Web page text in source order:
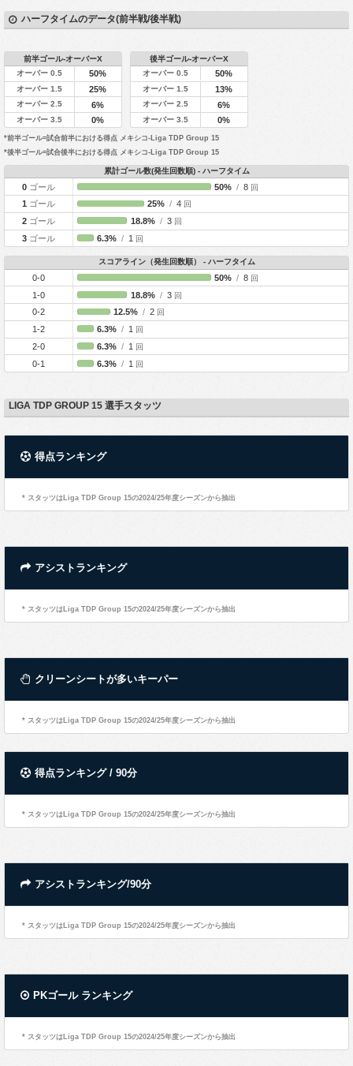
ハーフタイムのデータ(前半戦/後半戦)
前半ゴール-オーバーX
オーバー 0.5
50%
オーバー 1.5 25%
オーバー 2.5 6%
オーバー 3.5 0%
後半ゴール-オーバーX
オーバー 0.5
50%
オーバー 1.5 13%
オーバー 2.5 6%
オーバー 3.5 0%
*前半ゴール=試合前半における得点 メキシコ-Liga TDP Group 15
*後半ゴール=試合後半における得点 メキシコ-Liga TDP Group 15
累計ゴール数(発生回数順) - ハーフタイム
0 ゴール 50% /8 回
1 ゴール 25% /4 回
2 ゴール 18.8% /3 回
3 ゴール 6.3% / 1 回
スコアライン（発生回数順） - ハーフタイム
0-0 50% /8 回
1-0 18.8% /3 回
0-2 12.5% / 2 回
1-2 6.3% / 1 回
2-0 6.3% / 1 回
0-1 6.3% / 1 回
LIGA TDP GROUP 15 選手スタッツ
得点ランキング
* スタッツはLiga TDP Group 15の2024/25年度シーズンから抽出
アシストランキング
* スタッツはLiga TDP Group 15の2024/25年度シーズンから抽出
クリーンシートが多いキーパー
* スタッツはLiga TDP Group 15の2024/25年度シーズンから抽出
得点ランキング / 90分
* スタッツはLiga TDP Group 15の2024/25年度シーズンから抽出
アシストランキング/90分
* スタッツはLiga TDP Group 15の2024/25年度シーズンから抽出
PKゴール ランキング
* スタッツはLiga TDP Group 15の2024/25年度シーズンから抽出